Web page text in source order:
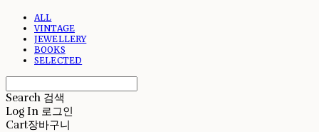
ALL
VINTAGE
JEWELLERY
BOOKS
SELECTED
Search 검색
Log In 로그인
Cart장바구니